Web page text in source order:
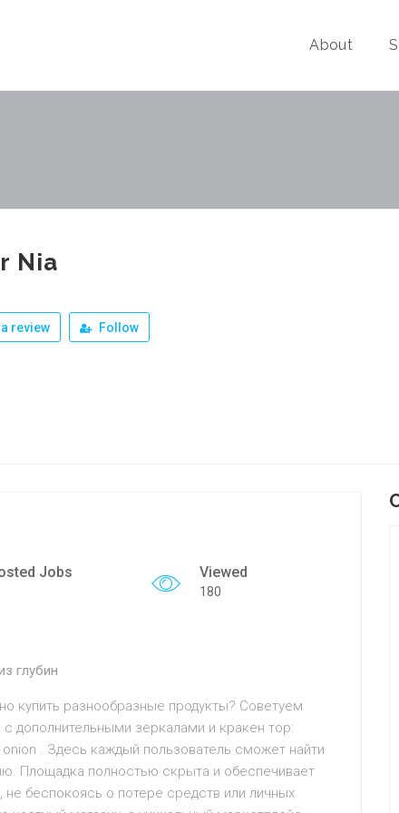
About
Nia
review Follow
Jobs Viewed
180
глубин
купить разнообразные продукты? Советуем
дополнительными зеркалами и кракен тор:
. Здесь каждый пользователь сможет найти
Площадка полностью скрыта и обеспечивает
беспокоясь о потере средств или личных